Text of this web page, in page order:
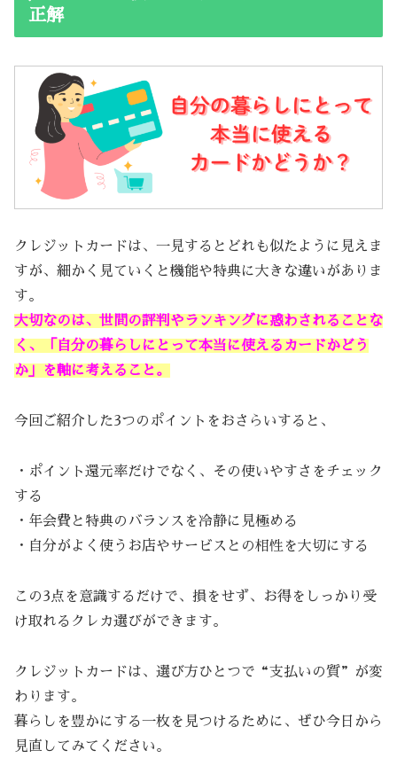
正解
クレジットカードは、一見するとどれも似たように見えま
すが、細かく見ていくと機能や特典に大きな違いがありま
す。
大切なのは、世間の評判やランキングに惑わされることな
く、「自分の暮らしにとって本当に使えるカードかどう
か」を軸に考えること。
今回ご紹介した3つのポイントをおさらいすると、
・ポイント還元率だけでなく、その使いやすさをチェック
する
・年会費と特典のバランスを冷静に見極める
・自分がよく使うお店やサービスとの相性を大切にする
この3点を意識するだけで、損をせず、お得をしっかり受
け取れるクレカ選びができます。
クレジットカードは、選び方ひとつで“支払いの質”が変
わります。
暮らしを豊かにする一枚を見つけるために、ぜひ今日から
見直してみてください。